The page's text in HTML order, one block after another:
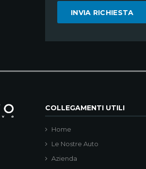
COLLEGAMENTI UTILI
Home
Le Nostre Auto
Azienda